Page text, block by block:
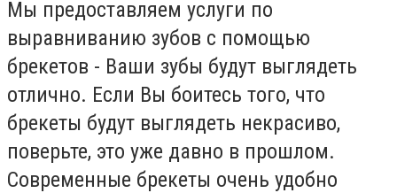
Мы предоставляем услуги по
выравниванию зубов с помощью
брекетов - Ваши зубы будут выглядеть
отлично. Если Вы боитесь того, что
брекеты будут выглядеть некрасиво,
поверьте, это уже давно в прошлом.
Современные брекеты очень удобно